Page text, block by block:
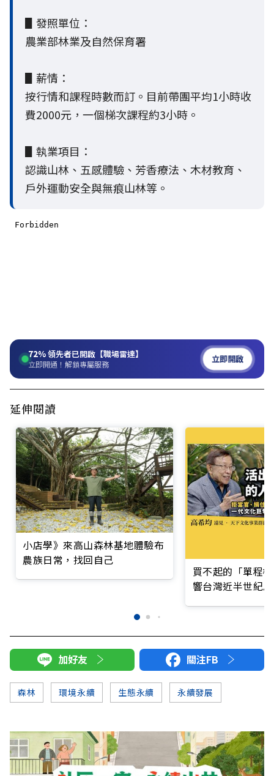
▋發照單位：
農業部林業及自然保育署
▋薪情：
按行情和課程時數而訂。目前帶團平均1小時收
費2000元，一個梯次課程約3小時。
▋執業項目：
認識山林、五感體驗、芳香療法、木材教育、
戶外運動安全與無痕山林等。
72%領先者已開啟【職場雷達】
立即開通！解鎖專屬服務 立即開啟
延伸閱讀
小店學》來高山森林基地體驗布
農族日常，找回自己
買不起的「單程
響台灣近半世紀
加好友 關注FB
森林 環境永續 生態永續 永續發展